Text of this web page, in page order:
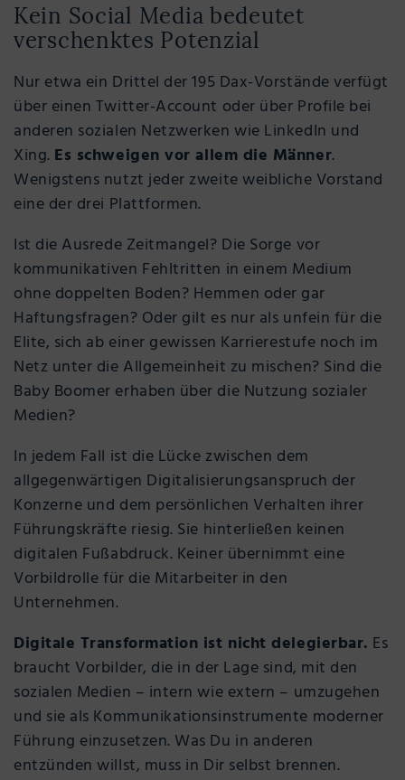
Kein Social Media bedeutet
verschenktes Potenzial
Nur etwa ein Drittel der 195 Dax-Vorstände verfügt
über einen Twitter-Account oder über Profile bei
anderen sozialen Netzwerken wie LinkedIn und
Xing. Es schweigen vor allem die Männer.
Wenigstens nutzt jeder zweite weibliche Vorstand
eine der drei Plattformen.
Ist die Ausrede Zeitmangel? Die Sorge vor
kommunikativen Fehltritten in einem Medium
ohne doppelten Boden? Hemmen oder gar
Haftungsfragen? Oder gilt es nur als unfein für die
Elite, sich ab einer gewissen Karrierestufe noch im
Netz unter die Allgemeinheit zu mischen? Sind die
Baby Boomer erhaben über die Nutzung sozialer
Medien?
In jedem Fall ist die Lücke zwischen dem
allgegenwärtigen Digitalisierungsanspruch der
Konzerne und dem persönlichen Verhalten ihrer
Führungskräfte riesig. Sie hinterließen keinen
digitalen Fußabdruck. Keiner übernimmt eine
Vorbildrolle für die Mitarbeiter in den
Unternehmen.
Digitale Transformation ist nicht delegierbar. Es
braucht Vorbilder, die in der Lage sind, mit den
sozialen Medien – intern wie extern – umzugehen
und sie als Kommunikationsinstrumente moderner
Führung einzusetzen. Was Du in anderen
entzünden willst, muss in Dir selbst brennen.